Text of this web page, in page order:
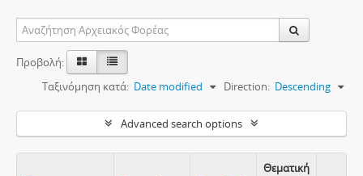
Προβολή:
Ταξινόμηση κατά: Date modified Direction: Descending
Advanced search options
Θεματική